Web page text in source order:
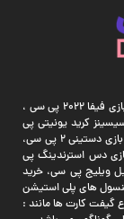
فروشگاه دایرکتوری پلاس عرضه کننده انواع بازی ها مانند : بازی فیفا 2022 پی سی ،
6 پی سی، بازی اسیسینز کرید یونیتی پی
سی، بازی دارک سولز 3 پی سی، بازی نومنز اسکای پی سی ، بازی دستینی 2 پی سی،
دس استرندینگ پی
ویلیج پی سی، خرید
های پلی استیشن
گیفت کارت ها مانند :